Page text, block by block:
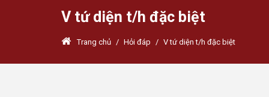
V tứ diện t/h đặc biệt
Trang chủ / Hỏi đáp / V tứ diện t/h đặc biệt